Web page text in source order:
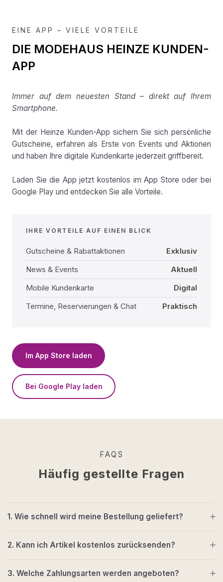
EINE APP – VIELE VORTEILE
DIE MODEHAUS HEINZE KUNDEN-
APP
Immer auf dem neuesten Stand – direkt auf Ihrem
Smartphone.
Mit der Heinze Kunden-App sichern Sie sich persönliche
Gutscheine, erfahren als Erste von Events und Aktionen
und haben Ihre digitale Kundenkarte jederzeit griffbereit.
Laden Sie die App jetzt kostenlos im App Store oder bei
Google Play und entdecken Sie alle Vorteile.
IHRE VORTEILE AUF EINEN BLICK
Gutscheine & Rabattaktionen
Exklusiv
News & Events
Aktuell
Mobile Kundenkarte
Digital
Termine, Reservierungen & Chat
Praktisch
Im App Store laden
Bei Google Play laden
FAQS
Häufig gestellte Fragen
1. Wie schnell wird meine Bestellung geliefert?
2. Kann ich Artikel kostenlos zurücksenden?
3. Welche Zahlungsarten werden angeboten?